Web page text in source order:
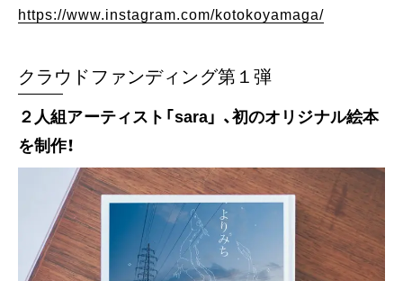
https://www.instagram.com/kotokoyamaga/
クラウドファンディング第１弾
２人組アーティスト「sara」 、初のオリジナル絵本
を制作！